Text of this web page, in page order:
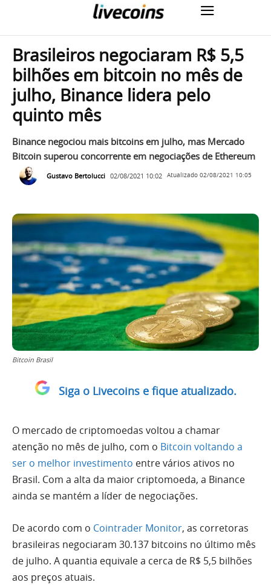
Brasileiros negociaram R$ 5,5
bilhões em bitcoin no mês de
julho, Binance lidera pelo
quinto mês
Binance negociou mais bitcoins em julho, mas Mercado
Bitcoin superou concorrente em negociações de Ethereum
Gustavo Bertolucci 02/08/2021 10:02 Atualizado 02/08/2021 10:05
Bitcoin Brasil
Siga o Livecoins e fique atualizado.
O mercado de criptomoedas voltou a chamar
atenção no mês de julho, com o Bitcoin voltando a
ser o melhor investimento entre vários ativos no
Brasil. Com a alta da maior criptomoeda, a Binance
ainda se mantém a líder de negociações.
De acordo com o Cointrader Monitor, as corretoras
brasileiras negociaram 30.137 bitcoins no último mês
de julho. A quantia equivale a cerca de R$ 5,5 bilhões
aos preços atuais.